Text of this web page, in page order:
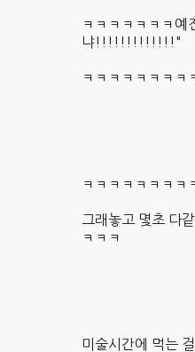
ㅋㅋㅋㅋㅋㅋㅋ예
냐!!!!!!!!!!!!!"
ㅋㅋㅋㅋㅋㅋㅋㅋ
ㅋㅋㅋㅋㅋㅋㅋㅋ
그래놓고 몇초 다
ㅋㅋㅋ
미술시간에 먹는